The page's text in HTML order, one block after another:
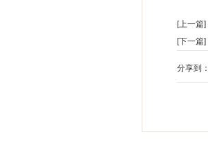
[上一篇]
[下一篇]
分享到